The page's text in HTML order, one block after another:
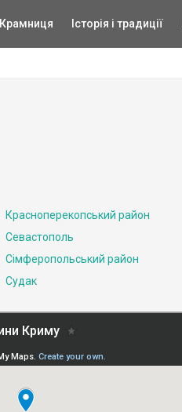
Крамниця Історія і традиції
Красноперекопський район
Севастополь
Сімферопольський район
Судак